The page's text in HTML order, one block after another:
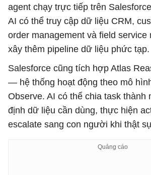
agent chạy trực tiếp trên
AI có thể truy cập dữ liệu CRM,
order management và field service
xây thêm pipeline dữ liệu phức tạp.
Salesforce cũng tích hợp Atlas
— hệ thống hoạt động theo mô
Observe. AI có thể chia task thành
định dữ liệu cần dùng, thực hiện
escalate sang con người khi thật